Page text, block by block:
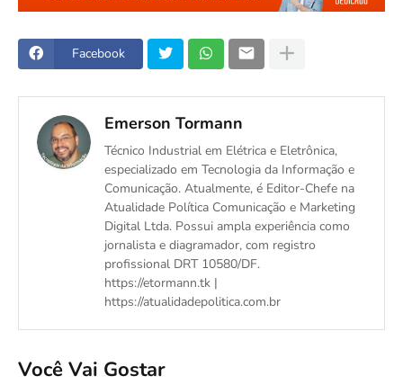
Facebook
Emerson Tormann
Técnico Industrial em Elétrica e Eletrônica,
especializado em Tecnologia da Informação e
Comunicação. Atualmente, é Editor-Chefe na
Atualidade Política Comunicação e Marketing
Digital Ltda. Possui ampla experiência como
jornalista e diagramador, com registro
profissional DRT 10580/DF.
https://etormann.tk |
https://atualidadepolitica.com.br
Você Vai Gostar